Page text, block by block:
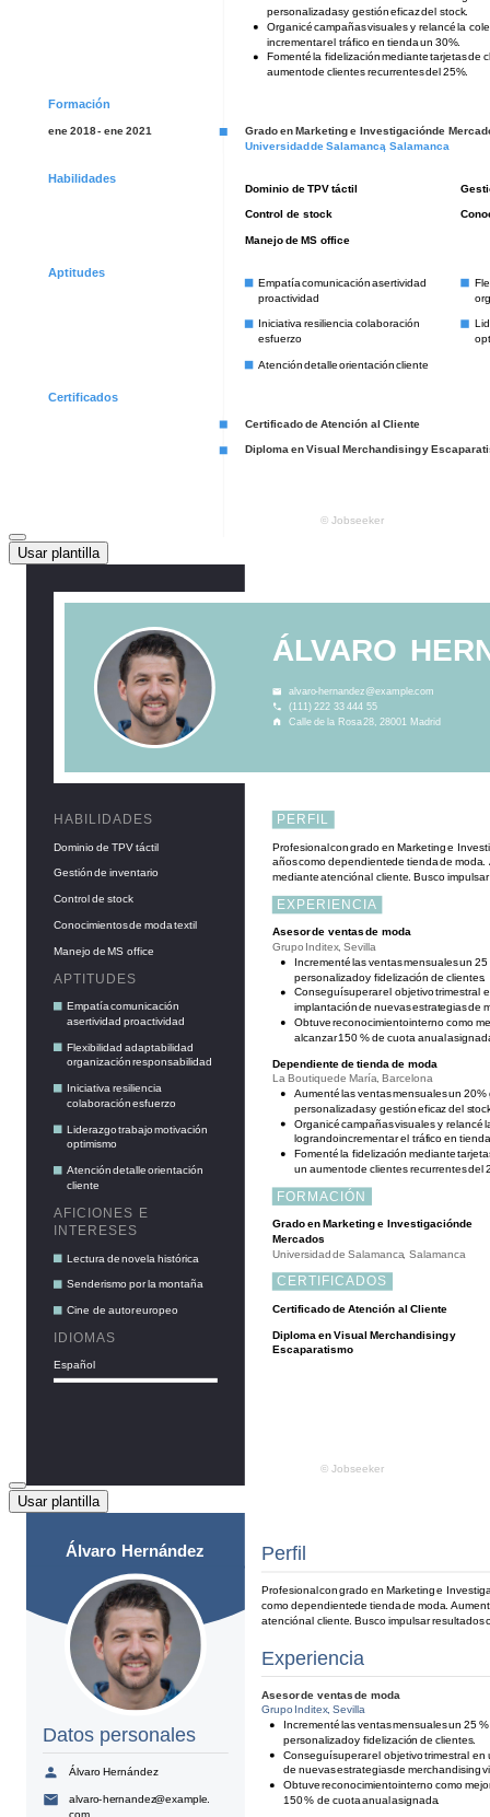
Usar plantilla
Usar plantilla